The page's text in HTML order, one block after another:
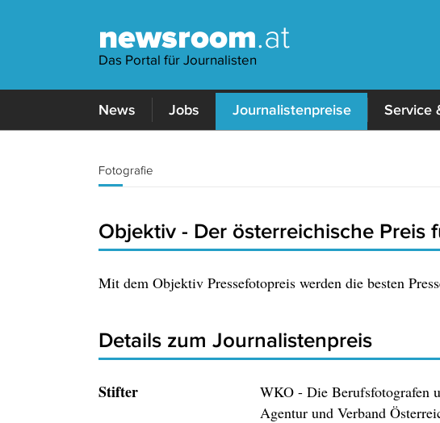
newsroom.at
Das Portal für Journalisten
News Jobs Journalistenpreise Service
Fotografie
Objektiv - Der österreichische Preis
Mit dem Objektiv Pressefotopreis werden die besten
Details zum Journalistenpreis
Stifter
WKO - Die Berufsfotografen
Agentur und Verband